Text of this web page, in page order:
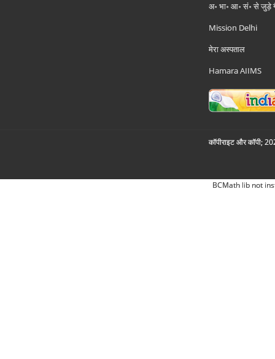
अ॰ भा॰ आ॰ सं॰ से जुड़े
Mission Delhi
मेरा अस्पताल
Hamara AIIMS
कॉपीराइट और कॉपी;
BCMath lib not